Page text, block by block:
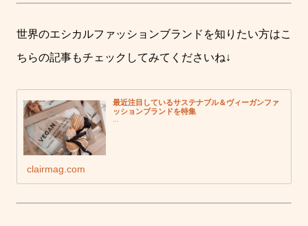
世界のエシカルファッションブランドを知りたい方はこ
ちらの記事もチェックしてみてくださいね↓
最近注目しているサステナブル＆ヴィーガンファ
ッションブランドを特集
clairmag.com